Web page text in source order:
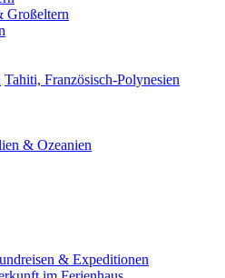
Großeltern
Tahiti, Französisch-Polynesien
& Ozeanien
& Expeditionen